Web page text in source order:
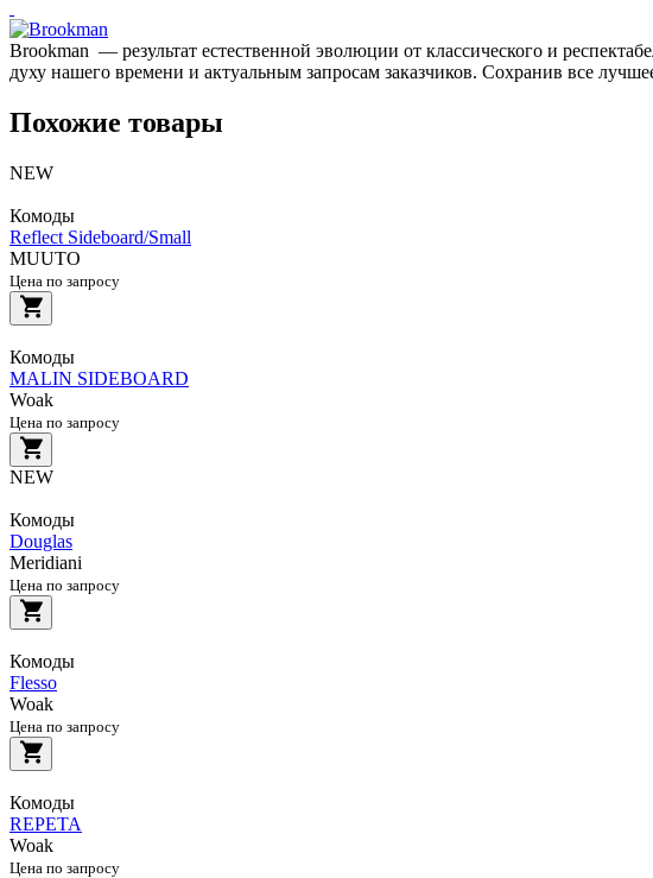
Brookman — результат естественной эволюции от классического и
духу нашего времени и актуальным запросам заказчиков. Сохранив все
Похожие товары
NEW
Комоды
Reflect Sideboard/Small
MUUTO
Цена по запросу
Комоды
MALIN SIDEBOARD
Woak
Цена по запросу
NEW
Комоды
Douglas
Meridiani
Цена по запросу
Комоды
Flesso
Woak
Цена по запросу
Комоды
REPETA
Woak
Цена по запросу